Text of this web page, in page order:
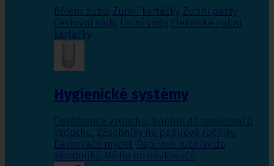
Bělení zubů, Zubní kartáčky, Zubní pasty,
Cestovní sady, Ústní vody, Elektrické zubní
kartáčky
Hygienické systémy
Osvěžovače vzduchu, Náplně do osvěžovačů
vzduchu, Zásobníky na papírové ručníky,
Dávkováče mýdel, Papírové ručníky do
zásobníků, Mýdla do dávkovačů